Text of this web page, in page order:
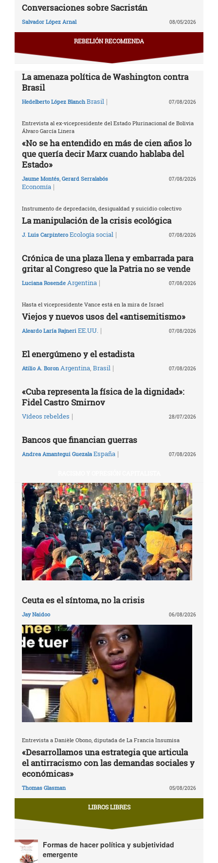
Conversaciones sobre Sacristán
Salvador López Arnal 08/05/2026
REBELIÓN RECOMIENDA
La amenaza política de Washington contra
Brasil
Hedelberto López Blanch Brasil | 07/08/2026
Entrevista al ex-vicepresidente del Estado Plurinacional de Bolivia
Álvaro García Linera
«No se ha entendido en más de cien años lo
que quería decir Marx cuando hablaba del
Estado»
Jaume Montés, Gerard Serralabós
Economía |
07/08/2026
Instrumento de depredación, desigualdad y suicidio colectivo
La manipulación de la crisis ecológica
J. Luis Carpintero Ecología social | 07/08/2026
Crónica de una plaza llena y embarrada para
gritar al Congreso que la Patria no se vende
Luciana Rosende Argentina | 07/08/2026
Hasta el vicepresidente Vance está en la mira de Israel
Viejos y nuevos usos del «antisemitismo»
Aleardo Laría Rajneri EE.UU. | 07/08/2026
El energúmeno y el estadista
Atilio A. Boron Argentina, Brasil | 07/08/2026
«Cuba representa la física de la dignidad»:
Fidel Castro Smirnov
Vídeos rebeldes | 28/07/2026
Bancos que financian guerras
Andrea Amantegui Guezala España | 07/08/2026
Ceuta es el síntoma, no la crisis
Jay Naidoo 06/08/2026
Entrevista a Danièle Obono, diputada de La Francia Insumisa
«Desarrollamos una estrategia que articula
el antirracismo con las demandas sociales y
económicas»
Thomas Glasman 05/08/2026
LIBROS LIBRES
Formas de hacer política y subjetividad
emergente